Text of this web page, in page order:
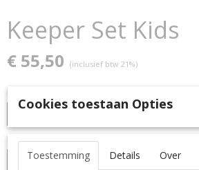
Keeper Set Kids
€ 55,50 (inclusief btw 21%)
Kleur
Maat
Cookies toestaan Opties
Toestemming Details Over